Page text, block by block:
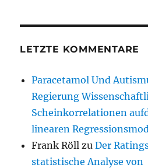
LETZTE KOMMENTARE
Paracetamol Und
Regierung
Scheinkorrelationen
linearen
Frank Röll zuDer
statistische Analyse von